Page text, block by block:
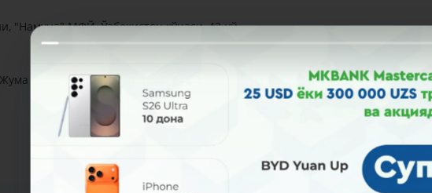
"Намуна" МФЙ, Ўзбекистон кўчаси, 42-уй
09:00-18:00, Тушлик 13:00-14:00